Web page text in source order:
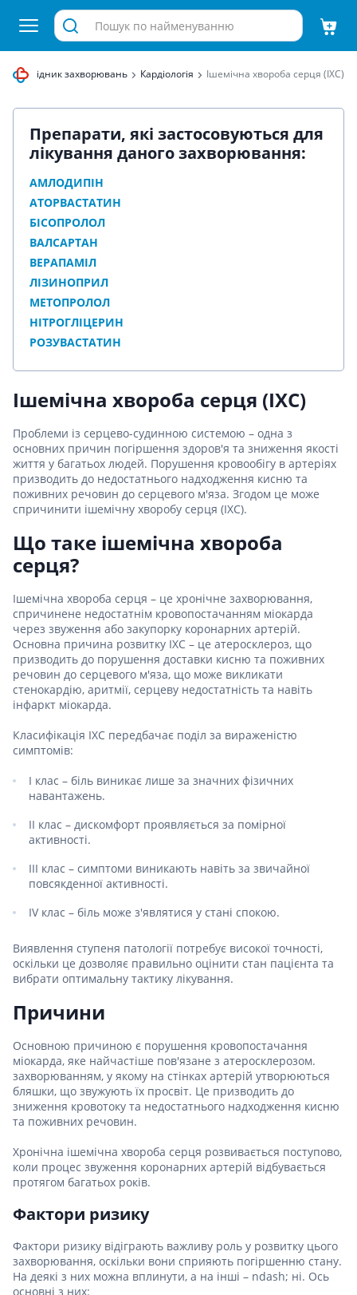
Довідник захворювань Кардіологія Ішемічна хвороба серця (ІХС)
Препарати, які застосовуються для
лікування даного захворювання:
АМЛОДИПІН
АТОРВАСТАТИН
БІСОПРОЛОЛ
ВАЛСАРТАН
ВЕРАПАМІЛ
ЛІЗИНОПРИЛ
МЕТОПРОЛОЛ
НІТРОГЛІЦЕРИН
РОЗУВАСТАТИН
Ішемічна хвороба серця (ІХС)
Проблеми із серцево-судинною системою – одна з
основних причин погіршення здоров'я та зниження якості
життя у багатьох людей. Порушення кровообігу в артеріях
призводить до недостатнього надходження кисню та
поживних речовин до серцевого м'яза. Згодом це може
спричинити ішемічну хворобу серця (ІХС).
Що таке ішемічна хвороба
серця?
Ішемічна хвороба серця – це хронічне захворювання,
спричинене недостатнім кровопостачанням міокарда
через звуження або закупорку коронарних артерій.
Основна причина розвитку ІХС – це атеросклероз, що
призводить до порушення доставки кисню та поживних
речовин до серцевого м'яза, що може викликати
стенокардію, аритмії, серцеву недостатність та навіть
інфаркт міокарда.
Класифікація ІХС передбачає поділ за вираженістю
симптомів:
I клас – біль виникає лише за значних фізичних
навантажень.
II клас – дискомфорт проявляється за помірної
активності.
III клас – симптоми виникають навіть за звичайної
повсякденної активності.
IV клас – біль може з'являтися у стані спокою.
Виявлення ступеня патології потребує високої точності,
оскільки це дозволяє правильно оцінити стан пацієнта та
вибрати оптимальну тактику лікування.
Причини
Основною причиною є порушення кровопостачання
міокарда, яке найчастіше пов'язане з атеросклерозом.
захворюванням, у якому на стінках артерій утворюються
бляшки, що звужують їх просвіт. Це призводить до
зниження кровотоку та недостатнього надходження кисню
та поживних речовин.
Хронічна ішемічна хвороба серця розвивається поступово,
коли процес звуження коронарних артерій відбувається
протягом багатьох років.
Фактори ризику
Фактори ризику відіграють важливу роль у розвитку цього
захворювання, оскільки вони сприяють погіршенню стану.
На деякі з них можна вплинути, а на інші – ndash; ні. Ось
основні з них: